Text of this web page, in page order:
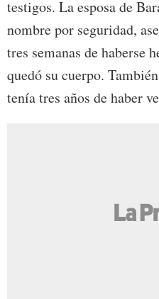
testigos. La esposa de
nombre por seguridad,
tres semanas de haberse
quedó su cuerpo.
tenía tres años de haber